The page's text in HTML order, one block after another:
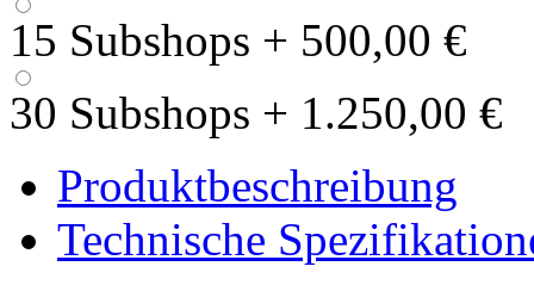
15 Subshops + 500,00 €
30 Subshops + 1.250,00 €
Produktbeschreibung
Technische